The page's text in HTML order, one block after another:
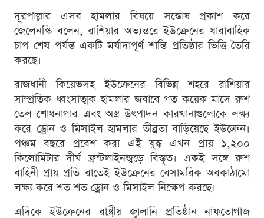
দূরপাল্লার এসব হামলার বিষয়ে সন্তোষ প্রকাশ করে
জেলেনস্কি বলেন, রাশিয়ার অভ্যন্তরে ইউক্রেনের ধারাবাহিক
চাপ শেষ পর্যন্ত একটি মর্যাদাপূর্ণ শান্তি প্রতিষ্ঠার ভিত্তি তৈরি
করছে।
রাজধানী কিয়েভসহ ইউক্রেনের বিভিন্ন শহরে রাশিয়ার
সাম্প্রতিক ধ্বংসাত্মক হামলার জবাবে গত কয়েক মাসে রুশ
তেল শোধনাগার এবং অস্ত্র উৎপাদন কারখানাগুলোকে লক্ষ্য
করে ড্রোন ও মিসাইল হামলার তীব্রতা বাড়িয়েছে ইউক্রেন।
পঞ্চম বছরে প্রবেশ করা এই যুদ্ধ এখন প্রায় ১,২০০
কিলোমিটার দীর্ঘ ফ্রন্টলাইনজুড়ে বিস্তৃত। একই সঙ্গে রুশ
বাহিনী প্রায় প্রতি রাতেই ইউক্রেনের বেসামরিক অবকাঠামো
লক্ষ্য করে শত শত ড্রোন ও মিসাইল নিক্ষেপ করছে।
এদিকে ইউক্রেনের রাষ্ট্রীয় জ্বালানি প্রতিষ্ঠান নাফতোগাজ